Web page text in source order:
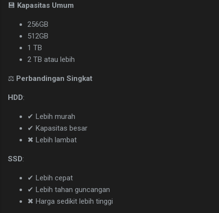
💾 Kapasitas Umum
256GB
512GB
1 TB
2 TB atau lebih
⚖ Perbandingan Singkat
HDD:
✔ Lebih murah
✔ Kapasitas besar
✖ Lebih lambat
SSD:
✔ Lebih cepat
✔ Lebih tahan guncangan
✖ Harga sedikit lebih tinggi